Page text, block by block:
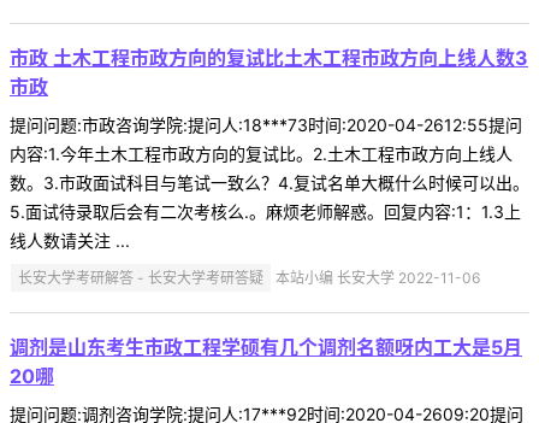
市政 土木工程市政方向的复试比土木工程市政方向上线人数3
市政
提问问题:市政咨询学院:提问人:18***73时间:2020-04-2612:55提问
内容:1.今年土木工程市政方向的复试比。2.土木工程市政方向上线人
数。3.市政面试科目与笔试一致么？4.复试名单大概什么时候可以出。
5.面试待录取后会有二次考核么.。麻烦老师解惑。回复内容:1：1.3上
线人数请关注 ...
长安大学考研解答 - 长安大学考研答疑 本站小编 长安大学 2022-11-06
调剂是山东考生市政工程学硕有几个调剂名额呀内工大是5月
20哪
提问问题:调剂咨询学院:提问人:17***92时间:2020-04-2609:20提问